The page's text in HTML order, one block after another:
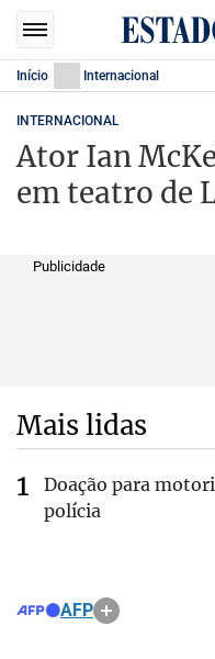
Início Internacional
INTERNACIONAL
Ator Ian
em teatro de
Publicidade
Mais lidas
Doação para
polícia
AFP